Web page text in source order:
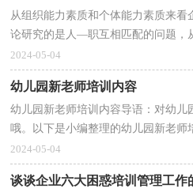
从组织能力素质和个体能力素质来
论研究的是人—职互相匹配的问题，
的角度出发来发掘培训需求有了一定
2024-05-04
幼儿园新老师培训内容
幼儿园新老师培训内容导语：对幼儿
哦。以下是小编整理的幼儿园新老师
可以为大家带来帮助。 第一章
2024-05-04
谈谈企业六大困惑培训管理工作